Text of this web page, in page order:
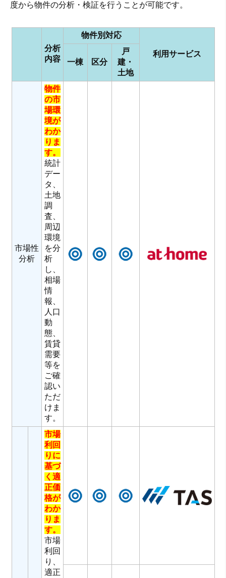
度から物件の分析・検証を行うことが可能です。
分析
内容
物件別対応
利用サービス
一棟
区分
戸
建・
土地
市場性
分析
物件
の市
場環
境が
わか
りま
す。
統計
デー
タ、
土地
調
査、
周辺
環境
を分
析
し、
相場
情
報、
人口
動
態、
賃貸
需要
等を
ご確
認い
ただ
けま
す。
市場
利回
りに
基づ
く適
正価
格が
わか
りま
す。
市場
利回
り、
適正